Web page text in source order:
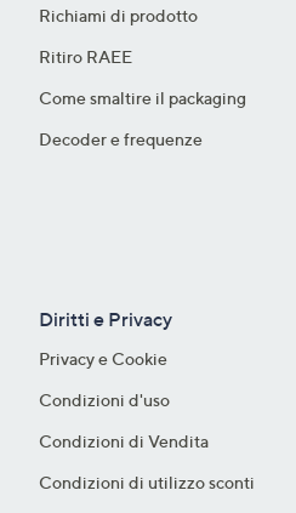
Richiami di prodotto
Ritiro RAEE
Come smaltire il packaging​
Decoder e frequenze​
Diritti e Privacy
Privacy e Cookie
Condizioni d'uso
Condizioni di Vendita
Condizioni di utilizzo sconti